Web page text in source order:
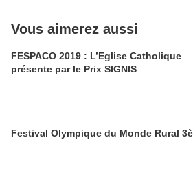
Vous aimerez aussi
FESPACO 2019 : L’Eglise Catholique
présente par le Prix SIGNIS
Festival Olympique du Monde Rural